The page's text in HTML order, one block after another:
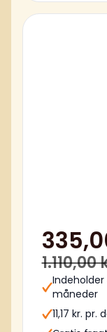
1.110,00
Indeholder
måneder
11,17 kr. pr.